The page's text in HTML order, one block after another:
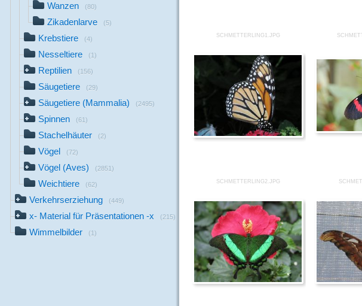
Wanzen (80)
Zikadenlarve (5)
Krebstiere (4)
Nesseltiere (1)
Reptilien (156)
Säugetiere (29)
Säugetiere (Mammalia) (2495)
Spinnen (61)
Stachelhäuter (2)
Vögel (72)
Vögel (Aves) (2851)
Weichtiere (62)
Verkehrserziehung (449)
x- Material für Präsentationen -x (215)
Wimmelbilder (1)
SCHMETTERLING1.JPG
SCHMETTERLING2.JPG